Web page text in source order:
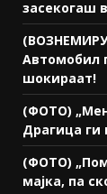
засекогаш
Автомобил
шокираат!
(ФОТО)
Драгица ги
(ФОТО)
мајка, па